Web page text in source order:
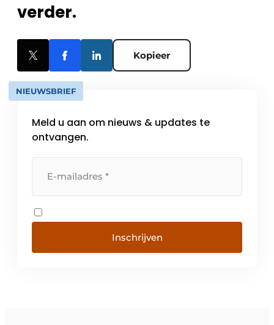
verder.
Kopieer
NIEUWSBRIEF
Meld u aan om nieuws & updates te
ontvangen.
Inschrijven